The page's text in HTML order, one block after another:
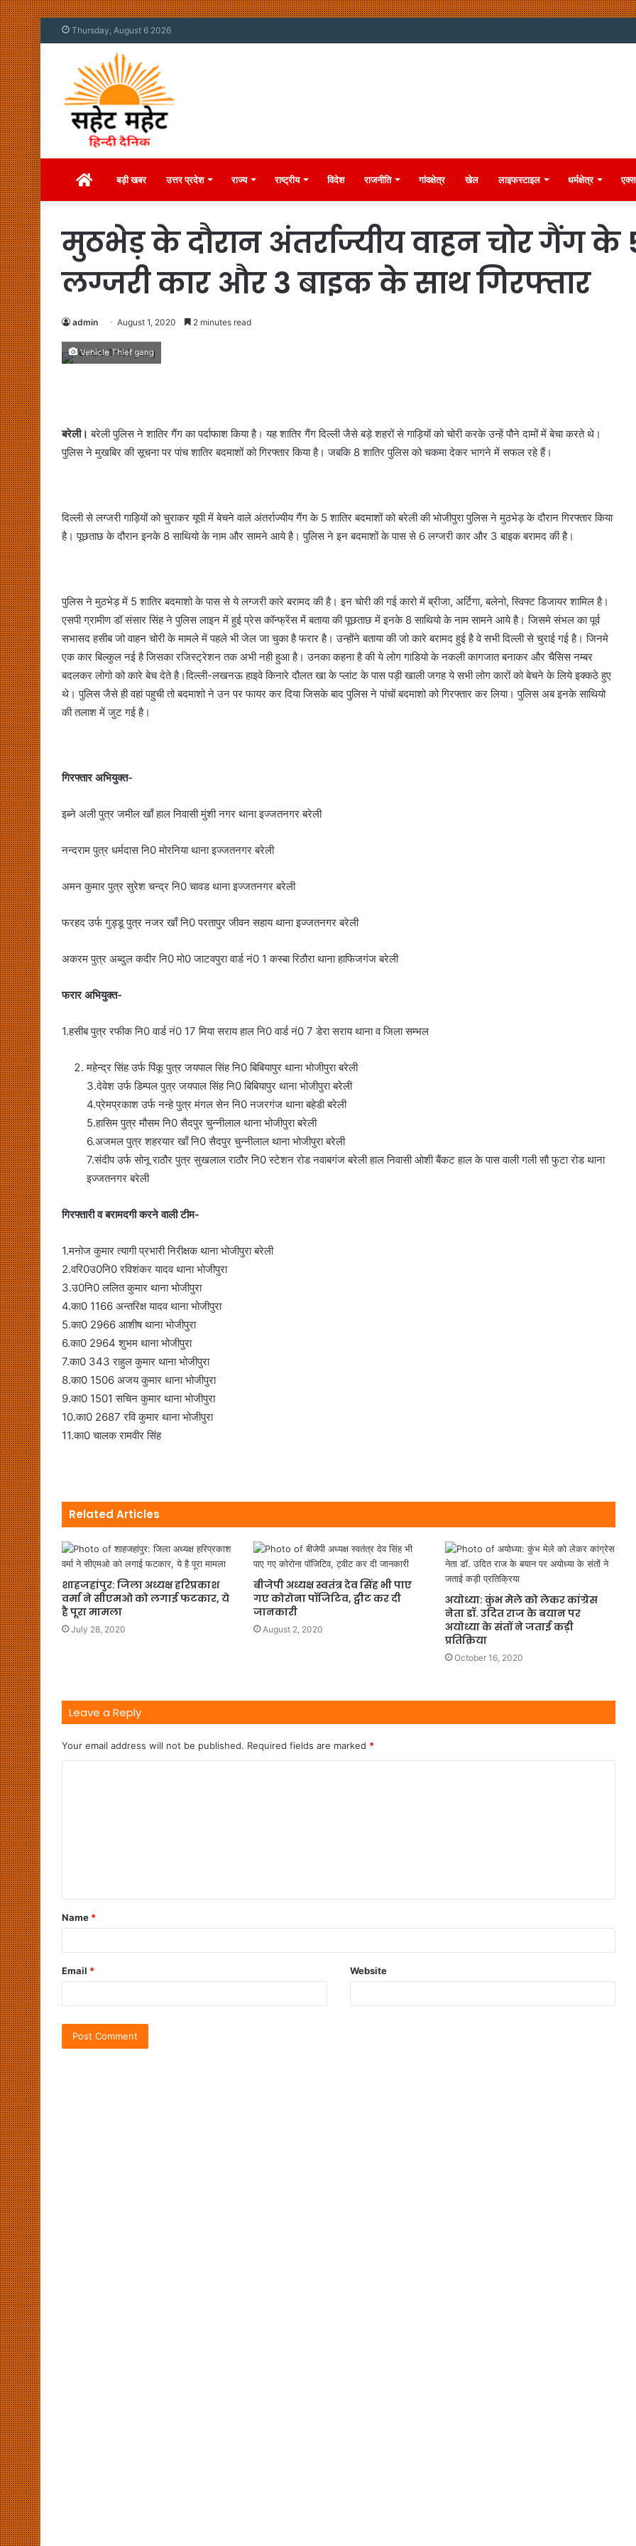
Thursday, August 6 2026
Homeबड़ी खबर उत्तर प्रदेश राज्य राष्ट्रीय विदेश राजनीति गांवक्षेत्र खेल लाइफस्टाइल धर्मक्षेत्र
मुठभेड़ के दौरान अंतर्राज्यीय वाहन चोर गैंग के
लग्जरी कार और 3 बाइक के साथ गिरफ्तार
admin August 1, 2020 2 minutes read
Vehicle Thief gang
बरेली। बरेली पुलिस ने शातिर गैंग का पर्दाफाश किया है। यह शातिर गैंग दिल्ली जैसे बड़े शहरों से गाड़ियों को चोरी करके उन्हें पौने दामों में बेचा करते थे।
पुलिस ने मुखबिर की सूचना पर पांच शातिर बदमाशों को गिरफ्तार किया है। जबकि 8 शातिर पुलिस को चकमा देकर भागने में सफल रहे हैं।
दिल्ली से लग्जरी गाड़ियों को चुराकर यूपी में बेचने वाले अंतर्राज्यीय गैंग के 5 शातिर बदमाशों को बरेली की भोजीपुरा पुलिस ने मुठभेड़ के दौरान गिरफ्तार किया
है। पूछताछ के दौरान इनके 8 साथियो के नाम और सामने आये है। पुलिस ने इन बदमाशों के पास से 6 लग्जरी कार और 3 बाइक बरामद की है।
पुलिस ने मुठभेड़ में 5 शातिर बदमाशो के पास से ये लग्जरी कारे बरामद की है। इन चोरी की गई कारो में ब्रीजा, अर्टिगा, बलेनो, स्विफ्ट डिजायर शामिल है।
एसपी ग्रामीण डॉ संसार सिंह ने पुलिस लाइन में हुई प्रेस कॉन्फ्रेंस में बताया की पूछताछ में इनके 8 साथियो के नाम सामने आये है। जिसमे संभल का पूर्व
सभासद हसीब जो वाहन चोरी के मामले में पहले भी जेल जा चुका है फरार है। उन्होंने बताया की जो कारे बरामद हुई है वे सभी दिल्ली से चुराई गई है। जिनमे
एक कार बिल्कुल नई है जिसका रजिस्ट्रेशन तक अभी नही हुआ है। उनका कहना है की ये लोग गाडियो के नकली कागजात बनाकर और चैसिस नम्बर
बदलकर लोगो को कारे बेच देते है।दिल्ली-लखनऊ हाइवे किनारे दौलत खा के प्लांट के पास पड़ी खाली जगह ये सभी लोग कारों को बेचने के लिये इक्कठे हुए
थे। पुलिस जैसे ही वहां पहुची तो बदमाशो ने उन पर फायर कर दिया जिसके बाद पुलिस ने पांचों बदमाशो को गिरफ्तार कर लिया। पुलिस अब इनके साथियो
की तलाश में जुट गई है।
गिरफ्तार अभियुक्त-
इब्ने अली पुत्र जमील खाँ हाल निवासी मुंशी नगर थाना इज्जतनगर बरेली
नन्दराम पुत्र धर्मदास नि0 मोरनिया थाना इज्जतनगर बरेली
अमन कुमार पुत्र सुरेश चन्द्र नि0 चावड थाना इज्जतनगर बरेली
फरहद उर्फ गुड्डू पुत्र नजर खाँ नि0 परतापुर जीवन सहाय थाना इज्जतनगर बरेली
अकरम पुत्र अब्दुल कदीर नि0 मो0 जाटवपुरा वार्ड नं0 1 कस्बा रिठौरा थाना हाफिजगंज बरेली
फरार अभियुक्त-
1.हसीब पुत्र रफीक नि0 वार्ड नं0 17 मिया सराय हाल नि0 वार्ड नं0 7 डेरा सराय थाना व जिला सम्भल
महेन्द्र सिंह उर्फ पिंकू पुत्र जयपाल सिंह नि0 बिबियापुर थाना भोजीपुरा बरेली
3.देवेश उर्फ डिम्पल पुत्र जयपाल सिंह नि0 बिबियापुर थाना भोजीपुरा बरेली
4.प्रेमप्रकाश उर्फ नन्हे पुत्र मंगल सेन नि0 नजरगंज थाना बहेडी बरेली
5.हासिम पुत्र मौसम नि0 सैदपुर चुन्नीलाल थाना भोजीपुरा बरेली
6.अजमल पुत्र शहरयार खाँ नि0 सैदपुर चुन्नीलाल थाना भोजीपुरा बरेली
7.संदीप उर्फ सोनू राठौर पुत्र सुखलाल राठौर नि0 स्टेशन रोड नवाबगंज बरेली हाल निवासी ओशी बैंकट हाल के पास वाली गली सौ फुटा रोड थाना
इज्जतनगर बरेली
गिरफ्तारी व बरामदगी करने वाली टीम-
1.मनोज कुमार त्यागी प्रभारी निरीक्षक थाना भोजीपुरा बरेली
2.वरि0उ0नि0 रविशंकर यादव थाना भोजीपुरा
3.उ0नि0 ललित कुमार थाना भोजीपुरा
4.का0 1166 अन्तरिक्ष यादव थाना भोजीपुरा
5.का0 2966 आशीष थाना भोजीपुरा
6.का0 2964 शुभम थाना भोजीपुरा
7.का0 343 राहुल कुमार थाना भोजीपुरा
8.का0 1506 अजय कुमार थाना भोजीपुरा
9.का0 1501 सचिन कुमार थाना भोजीपुरा
10.का0 2687 रवि कुमार थाना भोजीपुरा
11.का0 चालक रामवीर सिंह
Related Articles
शाहजहांपुर: जिला अध्यक्ष हरिप्रकाश
वर्मा ने सीएमओ को लगाई फटकार, ये
है पूरा मामला
July 28, 2020
बीजेपी अध्यक्ष स्वतंत्र देव सिंह भी पाए
गए कोरोना पॉजिटिव, ट्वीट कर दी
जानकारी
August 2, 2020
अयोध्या: कुंभ मेले को लेकर कांग्रेस
नेता डॉ. उदित राज के बयान पर
अयोध्या के संतों ने जताई कड़ी
प्रतिक्रिया
October 16, 2020
Leave a Reply
Your email address will not be published. Required fields are marked *
Name *
Email * Website